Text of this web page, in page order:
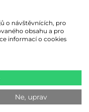
funkce.
displejem Gorilla Glass,
Displej MC3400 však
a ještě lepší viditelností
jasnějších světelných
i v přeplněných
obdržela podporu
využití energie a delší
s 5G a GPS.
o návštěvnících, pro
obsahu a pro
informací o cookies
Ne, uprav